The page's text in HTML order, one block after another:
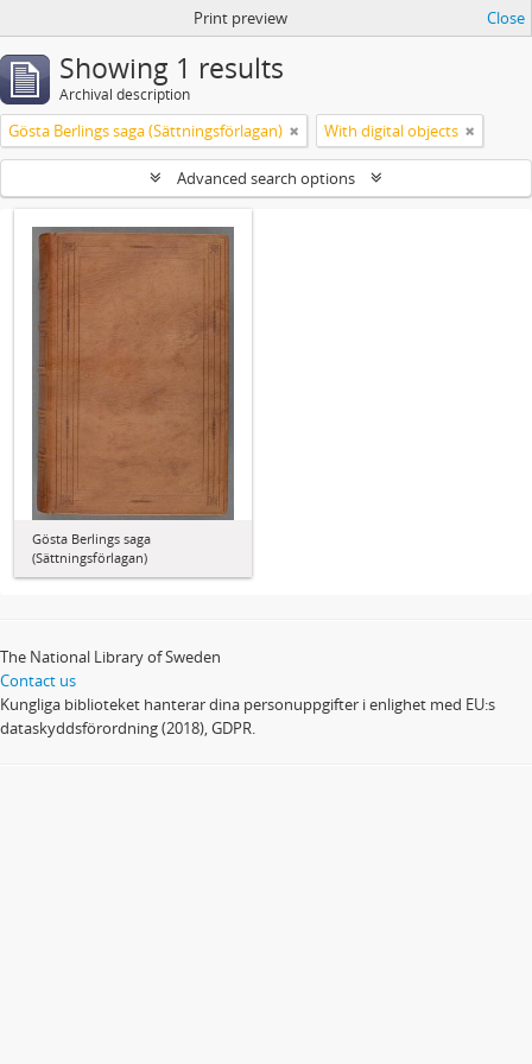
Print preview Close
Showing 1 results
Archival description
Gösta Berlings saga (Sättningsförlagan) With digital objects
Advanced search options
Gösta Berlings saga
(Sättningsförlagan)
The National Library of Sweden
Contact us
Kungliga biblioteket hanterar dina personuppgifter i enlighet med EU:s
dataskyddsförordning (2018), GDPR.